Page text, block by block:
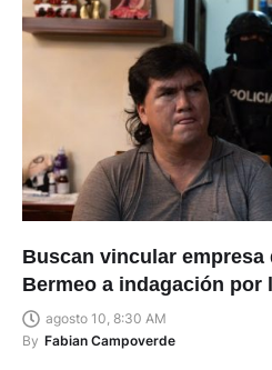
Buscan vincular
Bermeo a indagación por
agosto 10, 8:30 AM
By Fabian Campoverde